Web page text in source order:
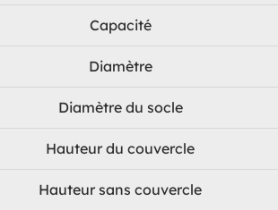
Capacité
Diamètre
Diamètre du socle
Hauteur du couvercle
Hauteur sans couvercle